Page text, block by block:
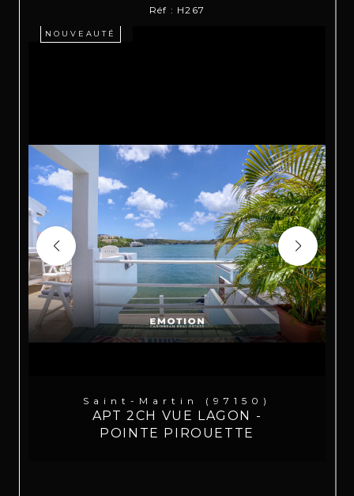
Réf : H267
NOUVEAUTÉ
Saint-Martin (97150)
APT 2CH VUE LAGON -
POINTE PIROUETTE